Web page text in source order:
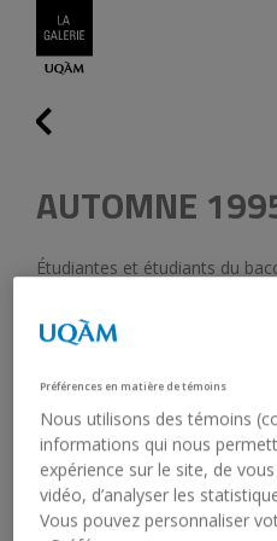
AUTOMNE
Étudiantes et étudiants du
8 décembre 1995 - 21
Vernissage :7 décembre
Préférences en matière de témoins
Nous utilisons des témoins
informations qui nous
expérience sur le site, de
vidéo, d’analyser les
Vous pouvez personnaliser